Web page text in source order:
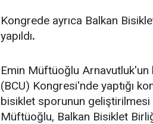
Kongrede ayrıca Balkan
yapıldı.
Emin Müftüoğlu
(BCU) Kongresi'nde yaptığı
bisiklet sporunun geliştirilmesi
Müftüoğlu, Balkan Bisiklet